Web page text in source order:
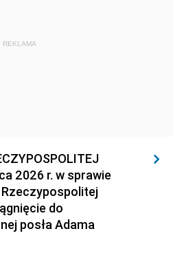
REKLAMA
2026 r. w sprawie
do
posła Adama